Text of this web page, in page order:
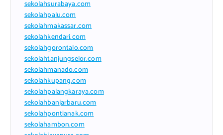
sekolahsurabaya.com
sekolahpalu.com
sekolahmakassar.com
sekolahkendari.com
sekolahgorontalo.com
sekolahtanjungselor.com
sekolahmanado.com
sekolahkupang.com
sekolahpalangkaraya.com
sekolahbanjarbaru.com
sekolahpontianak.com
sekolahambon.com